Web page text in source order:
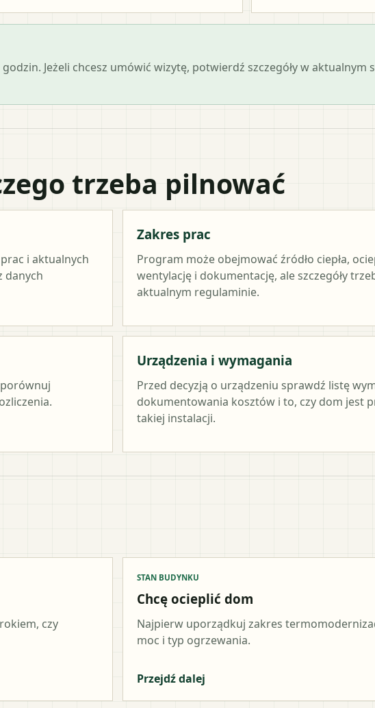
Jeżeli chcesz umówić wizytę, potwierdź szczegóły w aktualnym
trzeba pilnować
i aktualnych
danych
Zakres prac
Program może obejmować źródło ciepła,
wentylację i dokumentację, ale szczegóły
aktualnym regulaminie.
Urządzenia i wymagania
Przed decyzją o urządzeniu sprawdź listę
dokumentowania kosztów i to, czy dom jest
takiej instalacji.
czy
STAN BUDYNKU
Chcę ocieplić dom
Najpierw uporządkuj zakres
moc i typ ogrzewania.
Przejdź dalej